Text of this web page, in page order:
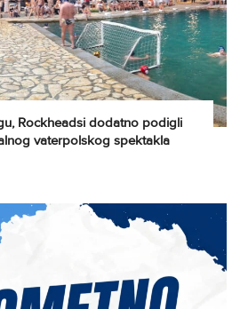
Rockheadsi dodatno podigli
vaterpolskog spektakla